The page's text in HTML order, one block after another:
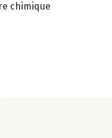
chimique